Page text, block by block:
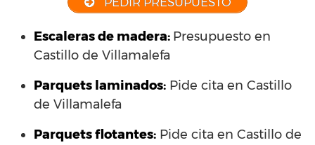
Escaleras de madera: Presupuesto en
Castillo de Villamalefa
Parquets laminados: Pide cita en Castillo
de Villamalefa
Parquets flotantes: Pide cita en Castillo de